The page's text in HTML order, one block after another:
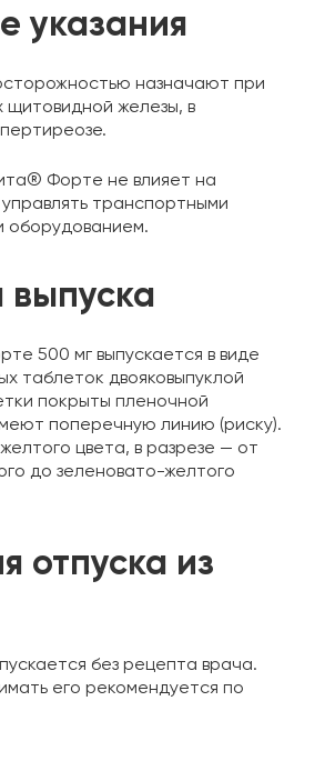
указания
назначают при
щитовидной железы, в
Форте не влияет на
транспортными
оборудованием.
500 мг выпускается в виде
таблеток двояковыпуклой
покрыты пленочной
поперечную линию (риску).
желтого цвета, в разрезе — от
до зеленовато-желтого
отпуска из
без рецепта врача.
его рекомендуется по